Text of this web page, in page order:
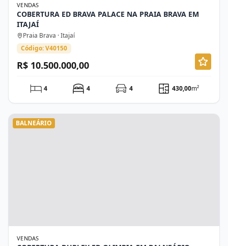
VENDAS
COBERTURA ED BRAVA PALACE NA PRAIA BRAVA EM
ITAJAÍ
Praia Brava · Itajaí
Código: V40150
R$ 10.500.000,00
4 4 4 430,00m²
BALNEÁRIO
VENDAS